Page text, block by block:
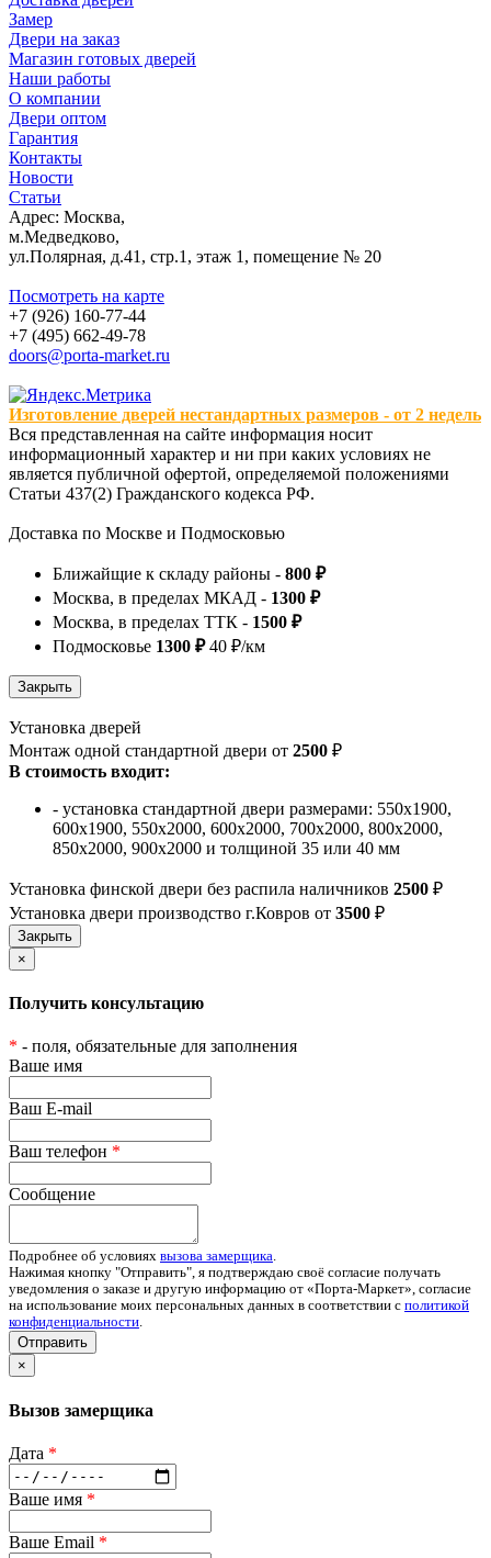
Замер
Двери на заказ
Магазин готовых дверей
Наши работы
О компании
Двери оптом
Гарантия
Контакты
Новости
Статьи
Адрес: Москва,
м.Медведково,
ул.Полярная, д.41, стр.1, этаж 1, помещение № 20
Посмотреть на карте
+7 (926) 160-77-44
+7 (495) 662-49-78
doors@porta-market.ru
Изготовление дверей нестандартных размеров - от 2 недель
Вся представленная на сайте информация носит
информационный характер и ни при каких условиях не
является публичной офертой, определяемой положениями
Статьи 437(2) Гражданского кодекса РФ.
Доставка по Москве и Подмосковью
Ближайщие к складу районы - 800 ₽
Москва, в пределах МКАД - 1300 ₽
Москва, в пределах ТТК - 1500 ₽
Подмосковье 1300 ₽40 ₽/км
Установка дверей
Монтаж одной стандартной двери от 2500 ₽
В стоимость входит:
- установка стандартной двери размерами: 550х1900,
600х1900, 550х2000, 600х2000, 700х2000, 800х2000,
850х2000, 900х2000 и толщиной 35 или 40 мм
Установка финской двери без распила наличников 2500 ₽
Установка двери производство г.Ковров от 3500 ₽
×
Получить консультацию
* - поля, обязательные для заполнения
Ваше имя
Ваш E-mail
Ваш телефон *
Сообщение
Подробнее об условиях вызова замерщика.
Нажимая кнопку "Отправить", я подтверждаю своё согласие получать
уведомления о заказе и другую информацию от «Порта-Маркет», согласие
на использование моих персональных данных в соответствии с политикой
конфиденциальности.
Отправить
×
Вызов замерщика
Дата *
Ваше имя *
Ваше Email *